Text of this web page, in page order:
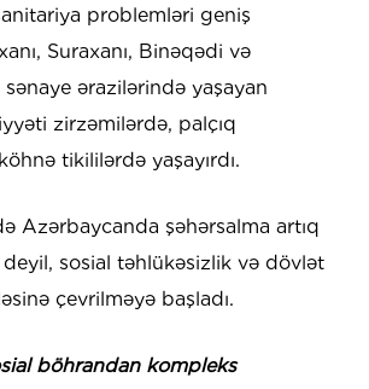
problemləri geniş
Suraxanı, Binəqədi və
ərazilərində yaşayan
zirzəmilərdə, palçıq
tikililərdə yaşayırdı.
Azərbaycanda şəhərsalma artıq
deyil, sosial təhlükəsizlik və dövlət
çevrilməyə başladı.
böhrandan kompleks